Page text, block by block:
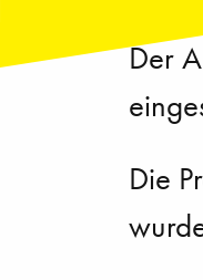
Der
Die